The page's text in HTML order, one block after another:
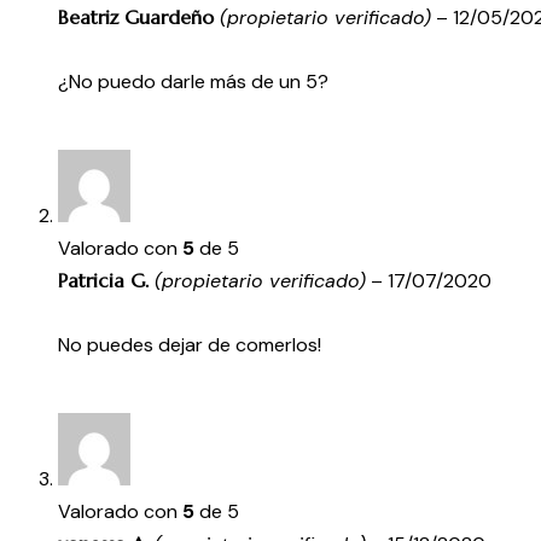
Beatriz Guardeño (propietario verificado) – 12/05/
¿No puedo darle más de un 5?
Valorado con 5de 5
Patricia G. (propietario verificado) – 17/07/2020
No puedes dejar de comerlos!
Valorado con 5de 5